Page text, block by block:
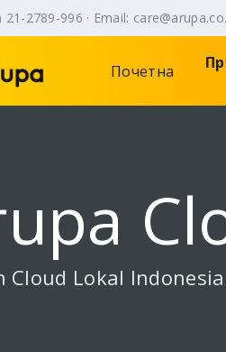
21-2789-996 · Email:
Почетна
Cloud Lokal